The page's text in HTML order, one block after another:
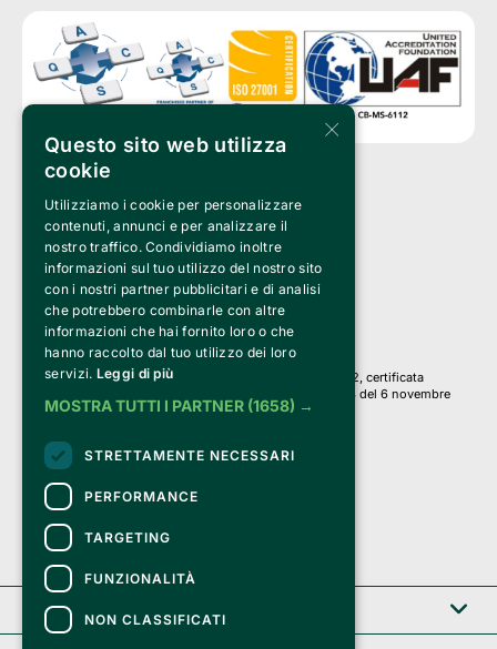
Clappit è un marchio di proprietà di:
Bemils Srl
a Socio Unico
Via Fosse Ardeatine, 4 -20092 Cinisello Balsamo (MI)
PI 05589050961
Iscr. C.C.I.A.A. Milano R.E.A. 1833471
© 2010-2025 Bemils Srl - Tutti i diritti riservati
Credits:
Clappit è basato sulla piattaforma di biglietteria Belive 6.2, certificata
dall’Agenzia delle Entrate con protocollo n. 2025/445474 del 6 novembre
2025.
Su Clappit i tuoi acquisti ed i tuoi dati
sono sicuri e protetti da un certificato SSL
con crittografia a 128 bit.
Clappit
×
Questo sito web utilizza
cookie
Utilizziamo i cookie per personalizzare
contenuti, annunci e per analizzare il
nostro traffico. Condividiamo inoltre
informazioni sul tuo utilizzo del nostro sito
con i nostri partner pubblicitari e di analisi
che potrebbero combinarle con altre
informazioni che hai fornito loro o che
hanno raccolto dal tuo utilizzo dei loro
servizi. Leggi di più
MOSTRA TUTTI I PARTNER (1658) →
STRETTAMENTE NECESSARI
PERFORMANCE
TARGETING
FUNZIONALITÀ
NON CLASSIFICATI